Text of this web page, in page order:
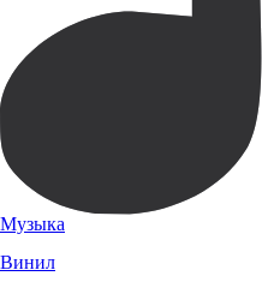
Музыка
Винил